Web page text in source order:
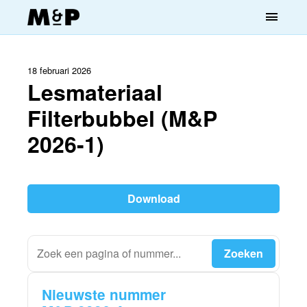
menu
18 februari 2026
Lesmateriaal
Filterbubbel (M&P
2026-1)
Download
Nieuwste nummer